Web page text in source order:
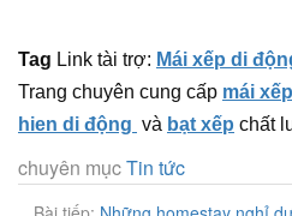
Tag Link tài trợ: Mái xếp di
Trang chuyên cung cấp mái xếp
hien di động và bạt xếp chất
chuyên mụcTin tức